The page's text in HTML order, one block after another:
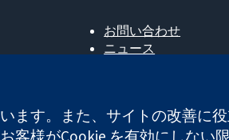
お問い合わせ
ニュース
Cochrane Library
ます。また、サイトの改善に
様がCookie を有効にしない限